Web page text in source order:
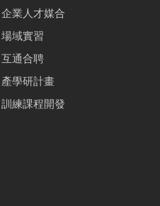
企業人才媒合
場域實習
互通合聘
產學研計畫
訓練課程開發